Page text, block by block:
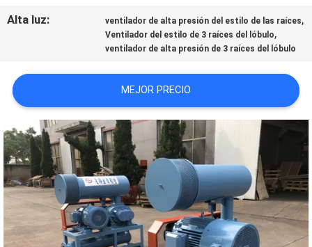
PIDA
CITA
COMPANY
NEWS
MAPA
DEL
SITIO
Alta luz: ventilador de alta presión del estilo de las raíces,
Ventilador del estilo de 3 raíces del lóbulo,
ventilador de alta presión de 3 raíces del lóbulo
MEJOR PRECIO